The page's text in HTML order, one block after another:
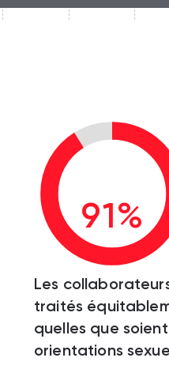
91%
Les
traités
quelles que
orientations